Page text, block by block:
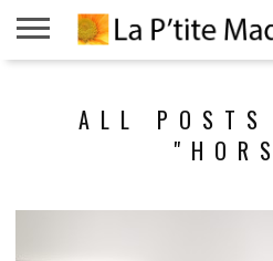
VIVRE
PROPOSALL POSTS